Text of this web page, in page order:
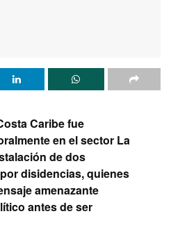
Caribe fue
en el sector La
de dos
disidencias, quienes
amenazante
antes de ser